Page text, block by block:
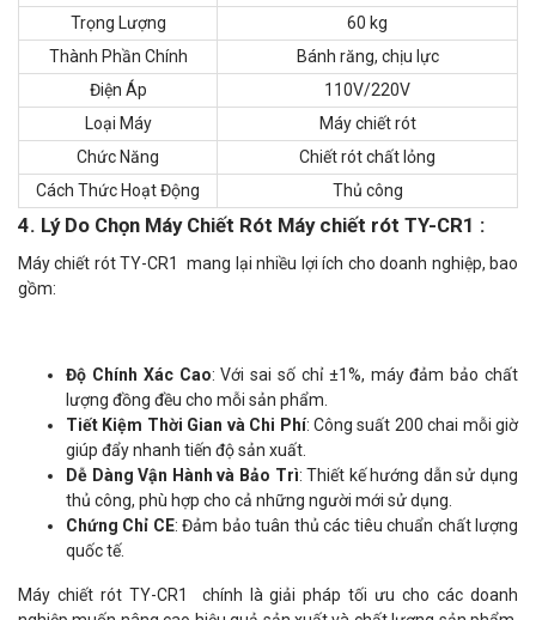
Trọng Lượng
60 kg
Thành Phần Chính
Bánh răng, chịu lực
Điện Áp
110V/220V
Loại Máy
Máy chiết rót
Chức Năng
Chiết rót chất lỏng
Cách Thức Hoạt Động
Thủ công
4. Lý Do Chọn Máy Chiết Rót Máy chiết rót TY-CR1 :
Máy chiết rót TY-CR1 mang lại nhiều lợi ích cho doanh nghiệp, bao
gồm:
Độ Chính Xác Cao: Với sai số chỉ ±1%, máy đảm bảo chất
lượng đồng đều cho mỗi sản phẩm.
Tiết Kiệm Thời Gian và Chi Phí: Công suất 200 chai mỗi giờ
giúp đẩy nhanh tiến độ sản xuất.
Dễ Dàng Vận Hành và Bảo Trì: Thiết kế hướng dẫn sử dụng
thủ công, phù hợp cho cả những người mới sử dụng.
Chứng Chỉ CE: Đảm bảo tuân thủ các tiêu chuẩn chất lượng
quốc tế.
Máy chiết rót TY-CR1 chính là giải pháp tối ưu cho các doanh